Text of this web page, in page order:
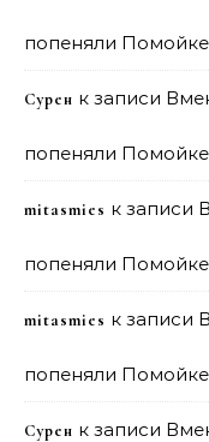
попеняли Помойке
Сурен к записи
попеняли Помойке
mitasmies к записи
попеняли Помойке
mitasmies к записи
попеняли Помойке
Сурен к записи